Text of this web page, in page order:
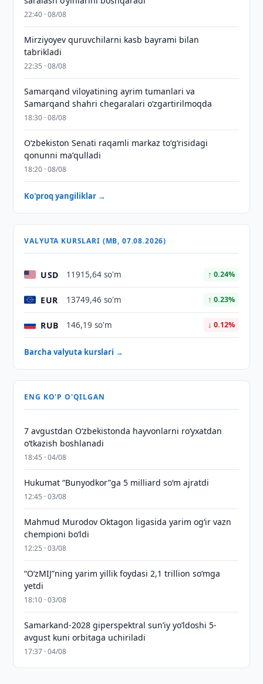
22:40 · 08/08
Mirziyoyev quruvchilarni kasb bayrami bilan
tabrikladi
22:35 · 08/08
Samarqand viloyatining ayrim tumanlari va
Samarqand shahri chegaralari oʻzgartirilmoqda
18:30 · 08/08
Oʻzbekiston Senati raqamli markaz toʻgʻrisidagi
qonunni maʼqulladi
18:20 · 08/08
Ko'proq yangiliklar →
VALYUTA KURSLARI (MB, 07.08.2026)
USD 11915,64 so'm ↑ 0.24%
EUR 13749,46 so'm ↑ 0.23%
RUB 146,19 so'm ↓ 0.12%
Barcha valyuta kurslari →
ENG KO'P O'QILGAN
7 avgustdan O‘zbekistonda hayvonlarni ro‘yxatdan
o‘tkazish boshlanadi
18:45 · 04/08
Hukumat “Bunyodkor”ga 5 milliard so‘m ajratdi
12:45 · 03/08
Mahmud Murodov Oktagon ligasida yarim og‘ir vazn
chempioni bo‘ldi
12:25 · 03/08
“O‘zMIJ”ning yarim yillik foydasi 2,1 trillion so‘mga
yetdi
18:10 · 03/08
Samarkand-2028 giperspektral sun’iy yo‘ldoshi 5-
avgust kuni orbitaga uchiriladi
17:37 · 04/08